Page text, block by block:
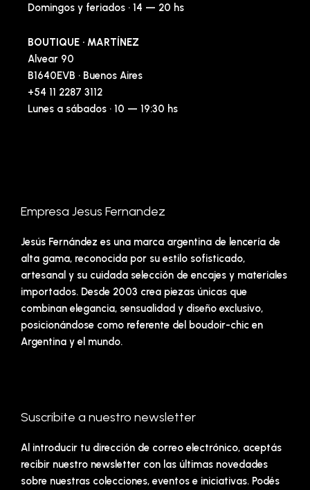
Domingos y feriados · 14 — 20 hs
BOUTIQUE · MARTÍNEZ
Alvear 90
B1640EVB · Buenos Aires
+54 11 2287 3112
Lunes a sábados · 10 — 19:30 hs
Empresa Jesus Fernandez
Jesús Fernández es una marca argentina de lencería de
alta gama, reconocida por su estilo sofisticado,
artesanal y su cuidada selección de encajes y materiales
importados. Desde 2003 crea piezas únicas que
combinan elegancia, sensualidad y diseño exclusivo,
posicionándose como referente del boudoir-chic en
Argentina y el mundo.
Suscribite a nuestro newsletter
Al introducir tu dirección de correo electrónico, aceptás
recibir nuestro newsletter con las últimas novedades
sobre nuestras colecciones, eventos e iniciativas. Podés